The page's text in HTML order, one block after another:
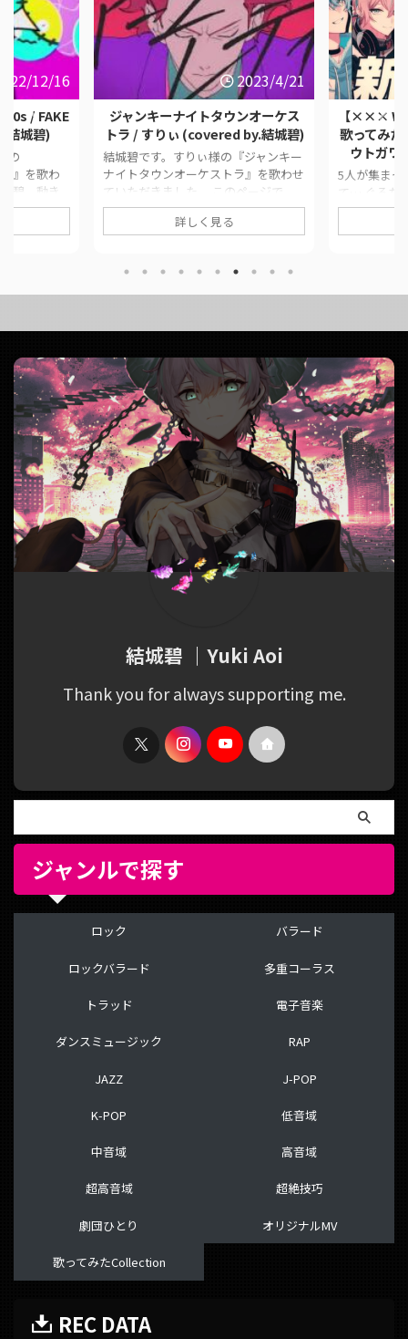
12/16
/ FAKE
結城碧)
の
』を歌わ
碧。動き
公開した
2020s /
2023/4/21
ジャンキーナイトタウンオーケス
トラ / すりぃ (covered by.結城碧)
結城碧です。すりぃ様の『ジャンキー
ナイトタウンオーケストラ』を歌わせ
ていただきました。 このページで
は、に公開した歌ってみた動画の情報
や公式リンクをまとめています。 ■
城碧Mixがおー様Event歌ってみた
Collection 〜2023 Spring〜 ■ 動画リ
ストラ / すりぃ (covered by.結城碧)
詳しく見る
【×××
歌ってみ
ウトガ
5人が集まっ
て… ぐるた
なでコラボ
情報や公式
×じん×堀江
わ、結城碧
野！様
結城碧 ｜Yuki Aoi
Thank you for always supporting me.
ジャンルで探す
ロック
ロックバラード
トラッド
ダンスミュージック
JAZZ
K-POP
中音域
超高音域
劇団ひとり
歌ってみたCollection
バラード
多重コーラス
電子音楽
RAP
J-POP
低音域
高音域
超絶技巧
オリジナルMV
REC DATA